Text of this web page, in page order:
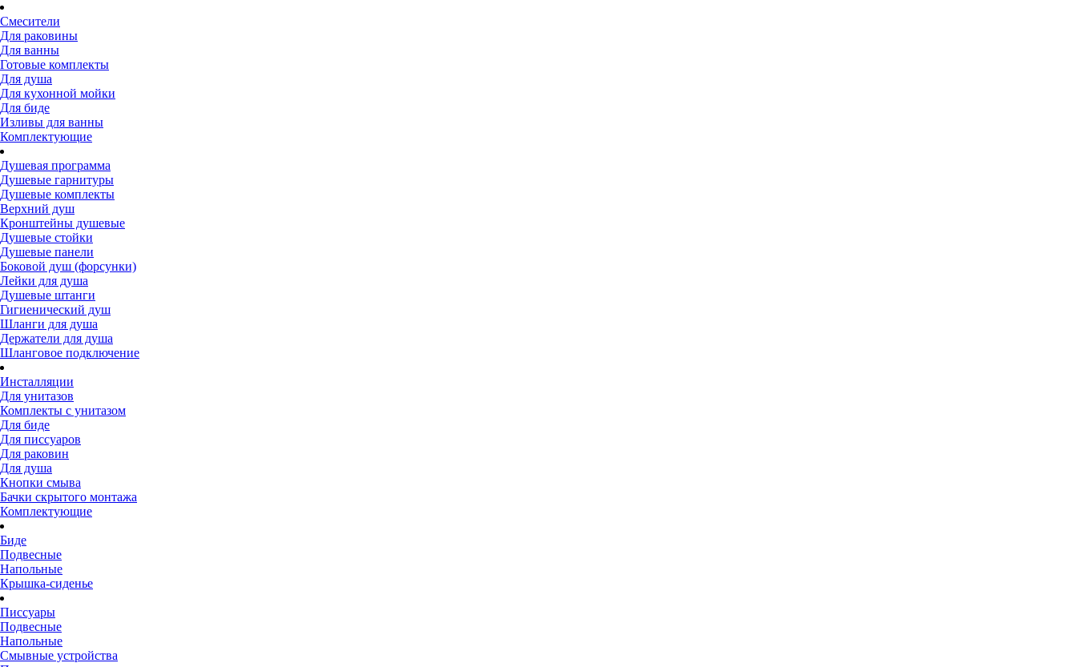
Смесители
Для раковины
Для ванны
Готовые комплекты
Для душа
Для кухонной мойки
Для биде
Изливы для ванны
Комплектующие
Душевая программа
Душевые гарнитуры
Душевые комплекты
Верхний душ
Кронштейны душевые
Душевые стойки
Душевые панели
Боковой душ (форсунки)
Лейки для душа
Душевые штанги
Гигиенический душ
Шланги для душа
Держатели для душа
Шланговое подключение
Инсталляции
Для унитазов
Комплекты с унитазом
Для биде
Для писсуаров
Для раковин
Для душа
Кнопки смыва
Бачки скрытого монтажа
Комплектующие
Биде
Подвесные
Напольные
Крышка-сиденье
Писсуары
Подвесные
Напольные
Смывные устройства